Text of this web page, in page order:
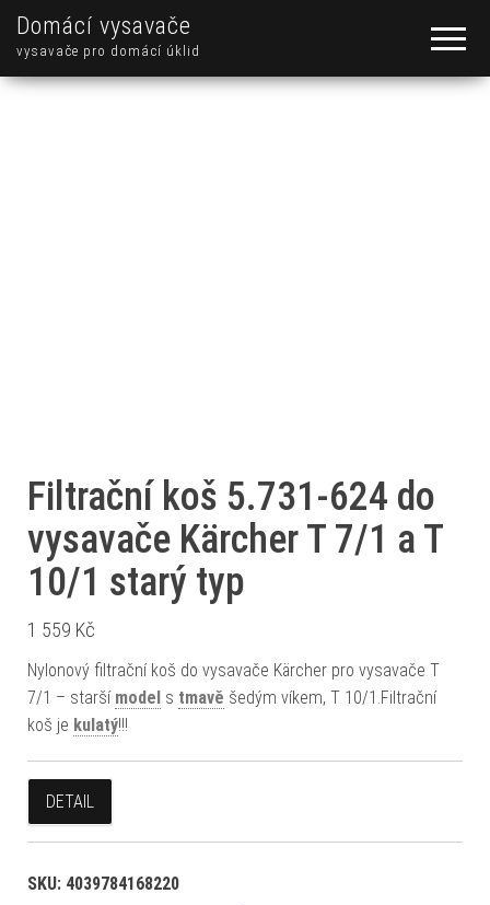
Domácí vysavače
vysavače pro domácí úklid
Filtrační koš 5.731-624 do
vysavače Kärcher T 7/1 a T
10/1 starý typ
1 559 Kč
Nylonový filtrační koš do vysavače Kärcher pro vysavače T
7/1 – starší model s tmavě šedým víkem, T 10/1.Filtrační
koš je kulatý!!!
DETAIL
SKU: 4039784168220